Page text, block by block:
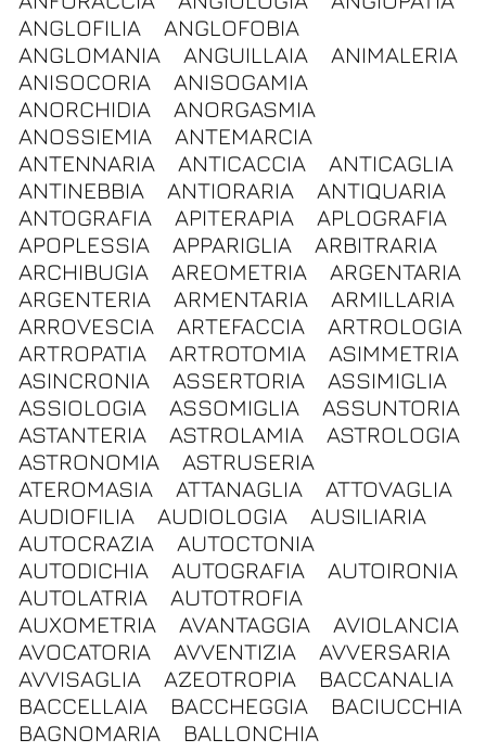
ANGLOFILIA
ANGLOFOBIA
ANGLOMANIA
ANGUILLAIA
ANIMALERIA
ANISOCORIA
ANISOGAMIA
ANORCHIDIA
ANORGASMIA
ANOSSIEMIA
ANTEMARCIA
ANTENNARIA
ANTICACCIA
ANTICAGLIA
ANTINEBBIA
ANTIORARIA
ANTIQUARIA
ANTOGRAFIA
APITERAPIA
APLOGRAFIA
APOPLESSIA
APPARIGLIA
ARBITRARIA
ARCHIBUGIA
AREOMETRIA
ARGENTARIA
ARGENTERIA
ARMENTARIA
ARMILLARIA
ARROVESCIA
ARTEFACCIA
ARTROLOGIA
ARTROPATIA
ARTROTOMIA
ASIMMETRIA
ASINCRONIA
ASSERTORIA
ASSIMIGLIA
ASSIOLOGIA
ASSOMIGLIA
ASSUNTORIA
ASTANTERIA
ASTROLAMIA
ASTROLOGIA
ASTRONOMIA
ASTRUSERIA
ATEROMASIA
ATTANAGLIA
ATTOVAGLIA
AUDIOFILIA
AUDIOLOGIA
AUSILIARIA
AUTOCRAZIA
AUTOCTONIA
AUTODICHIA
AUTOGRAFIA
AUTOIRONIA
AUTOLATRIA
AUTOTROFIA
AUXOMETRIA
AVANTAGGIA
AVIOLANCIA
AVOCATORIA
AVVENTIZIA
AVVERSARIA
AVVISAGLIA
AZEOTROPIA
BACCANALIA
BACCELLAIA
BACCHEGGIA
BACIUCCHIA
BAGNOMARIA
BALLONCHIA